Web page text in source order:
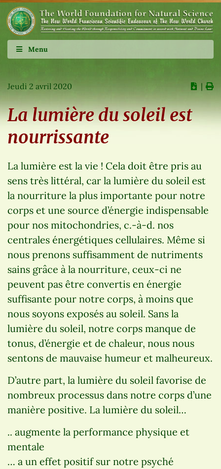
Menu
Jeudi 2 avril 2020 ∣
La lumière du soleil est
nourrissante
La lumière est la vie ! Cela doit être pris au
sens très littéral, car la lumière du soleil est
la nourriture la plus importante pour notre
corps et une source d’énergie indispensable
pour nos mitochondries, c.-à-d. nos
centrales énergétiques cellulaires. Même si
nous prenons suffisamment de nutriments
sains grâce à la nourriture, ceux-ci ne
peuvent pas être convertis en énergie
suffisante pour notre corps, à moins que
nous soyons exposés au soleil. Sans la
lumière du soleil, notre corps manque de
tonus, d’énergie et de chaleur, nous nous
sentons de mauvaise humeur et malheureux.
D’autre part, la lumière du soleil favorise de
nombreux processus dans notre corps d’une
manière positive. La lumière du soleil…
.. augmente la performance physique et
mentale
… a un effet positif sur notre psyché